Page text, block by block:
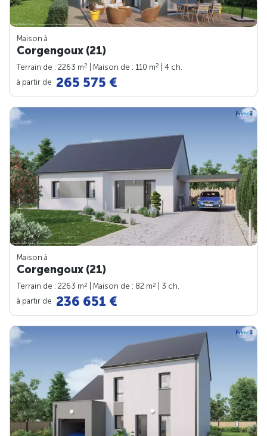
Maison à
Corgengoux (21)
Terrain de : 2263 m2 | Maison de : 110 m2
| 4 ch.
à partir de 265 575 €
Maison à
Corgengoux (21)
Terrain de : 2263 m2 | Maison de : 82 m2
| 3 ch.
à partir de 236 651 €